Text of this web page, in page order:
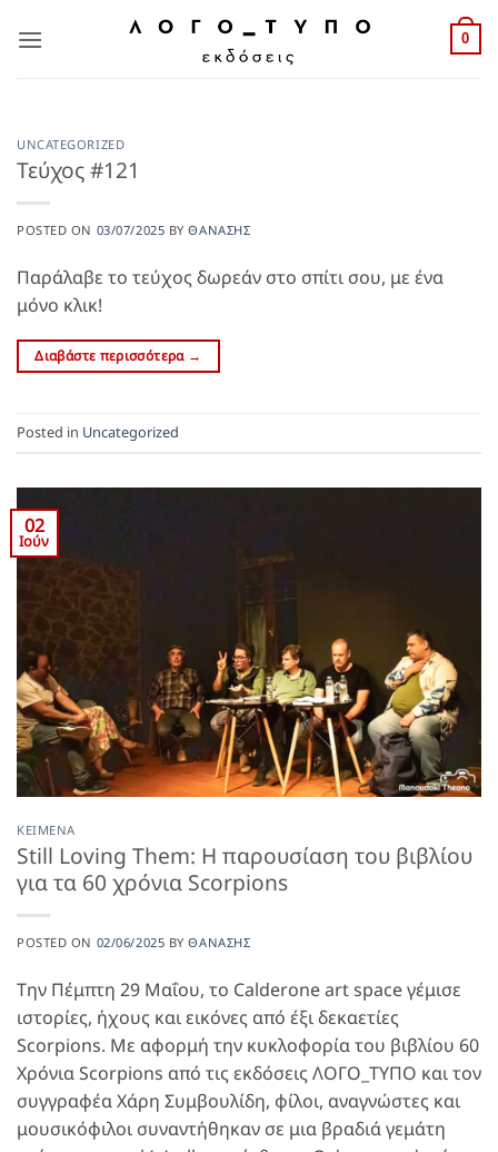
0
UNCATEGORIZED
Τεύχος #121
POSTED ON 03/07/2025 BYΘΑΝΆΣΗΣ
Παράλαβε το τεύχος δωρεάν στο σπίτι σου, με ένα
μόνο κλικ!
Διαβάστε περισσότερα →
Posted in Uncategorized
02
Ιούν
ΚΕΊΜΕΝΑ
Still Loving Them: Η παρουσίαση του βιβλίου
για τα 60 χρόνια Scorpions
POSTED ON 02/06/2025 BYΘΑΝΆΣΗΣ
Την Πέμπτη 29 Μαΐου, το Calderone art space γέμισε
ιστορίες, ήχους και εικόνες από έξι δεκαετίες
Scorpions. Με αφορμή την κυκλοφορία του βιβλίου 60
Χρόνια Scorpions από τις εκδόσεις ΛΟΓΟ_ΤΥΠΟ και τον
συγγραφέα Χάρη Συμβουλίδη, φίλοι, αναγνώστες και
μουσικόφιλοι συναντήθηκαν σε μια βραδιά γεμάτη